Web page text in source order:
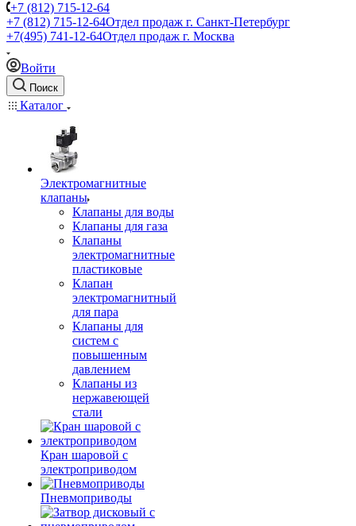
+7 (812) 715-12-64
+7 (812) 715-12-64Отдел продаж г. Санкт-Петербург
+7(495) 741-12-64Отдел продаж г. Москва
Войти
Поиск
Каталог
Электромагнитные
клапаны
Клапаны для воды
Клапаны для газа
Клапаны
электромагнитные
пластиковые
Клапан
электромагнитный
для пара
Клапаны для
систем с
повышенным
давлением
Клапаны из
нержавеющей
стали
Кран шаровой с
электроприводом
Пневмоприводы